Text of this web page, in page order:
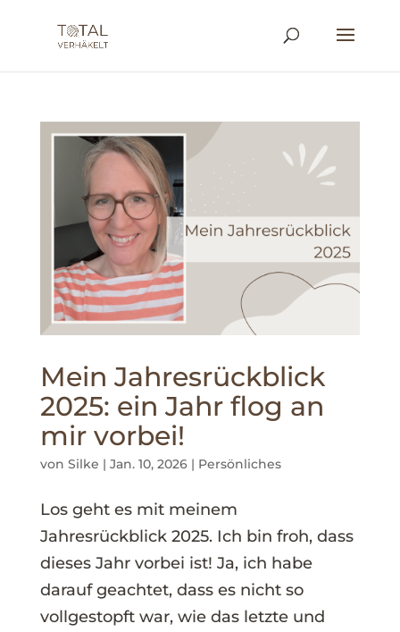
Mein Jahresrückblick
2025: ein Jahr flog an
mir vorbei!
von Silke | Jan. 10, 2026| Persönliches
Los geht es mit meinem
Jahresrückblick 2025. Ich bin froh, dass
dieses Jahr vorbei ist! Ja, ich habe
darauf geachtet, dass es nicht so
vollgestopft war, wie das letzte und